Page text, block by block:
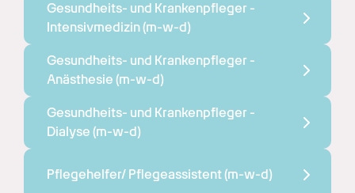
Gesundheits- und Krankenpfleger -
Intensivmedizin (m-w-d)
Gesundheits- und Krankenpfleger -
Anästhesie (m-w-d)
Gesundheits- und Krankenpfleger -
Dialyse (m-w-d)
Pflegehelfer/ Pflegeassistent (m-w-d)